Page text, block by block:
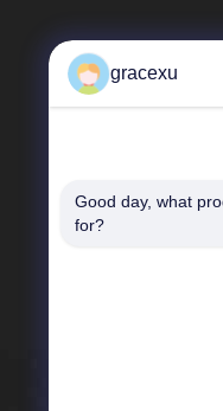
gracexu
Good day, what
for?